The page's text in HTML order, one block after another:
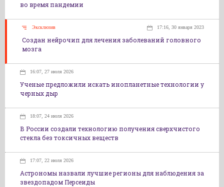
во время пандемии
Эксклюзив 17:16, 30 января 2023
Создан нейрочип для лечения заболеваний головного
мозга
16:07, 27 июля 2026
Ученые предложили искать инопланетные технологии у
черных дыр
18:07, 24 июля 2026
В России создали технологию получения сверхчистого
стекла без токсичных веществ
17:07, 22 июля 2026
Астрономы назвали лучшие регионы для наблюдения за
звездопадом Персеиды